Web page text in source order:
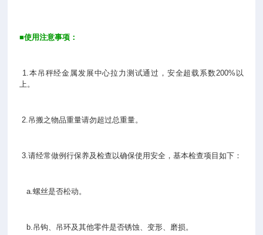
■使用注意事项：
1.本吊秤经金属发展中心拉力测试通过，安全超载系数200%以
上。
2.吊搬之物品重量请勿超过总重量。
3.请经常做例行保养及检查以确保使用安全，基本检查项目如下：
a.螺丝是否松动。
b.吊钩、吊环及其他零件是否锈蚀、变形、磨损。